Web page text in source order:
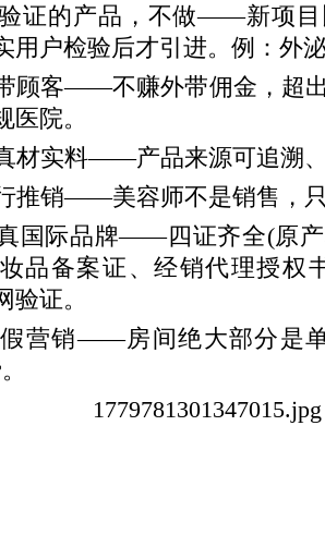
的产品，不做——新项目
用户检验后才引进。例：外
客——不赚外带佣金，超出
医院。
实料——产品来源可追溯、
销——美容师不是销售，只
际品牌——四证齐全(原产
品备案证、经销代理授权
验证。
销——房间绝大部分是单